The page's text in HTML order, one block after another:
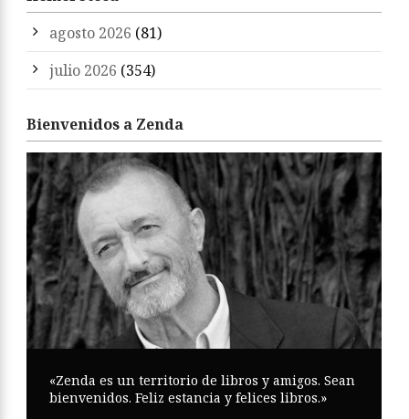
agosto 2026 (81)
julio 2026 (354)
Bienvenidos a Zenda
«Zenda es un territorio de libros y amigos. Sean
bienvenidos. Feliz estancia y felices libros.»